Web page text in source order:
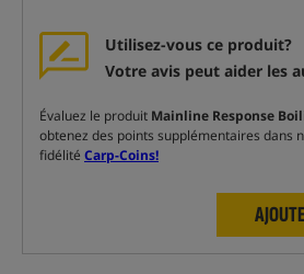
Utilisez-vous ce produit?
Votre avis peut aider les
Évaluez le produit Mainline Response
obtenez des points supplémentaires dans
fidélité Carp-Coins!